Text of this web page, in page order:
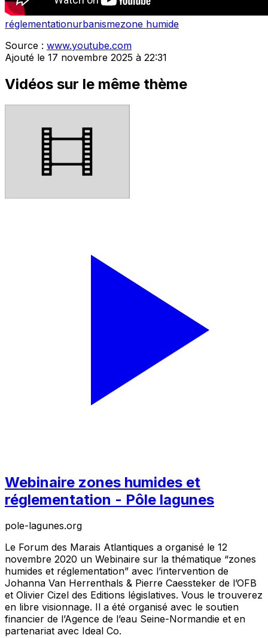
réglementationurbanismezone humide
Source : www.youtube.com
Ajouté le 17 novembre 2025 à 22:31
Vidéos sur le même thème
Webinaire zones humides et
réglementation - Pôle lagunes
pole-lagunes.org
Le Forum des Marais Atlantiques a organisé le 12
novembre 2020 un Webinaire sur la thématique “zones
humides et réglementation” avec l’intervention de
Johanna Van Herrenthals & Pierre Caessteker de l’OFB
et Olivier Cizel des Editions législatives. Vous le trouverez
en libre visionnage. Il a été organisé avec le soutien
financier de l’Agence de l’eau Seine-Normandie et en
partenariat avec Ideal Co.